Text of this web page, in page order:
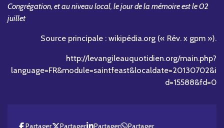
Congrégation, et au niveau local, le jour de la mémoire est le 02
juillet
Source principale : wikipédia.org (« Rév. x gpm »).
http://levangileauquotidien.org/main.php?
language=FR&module=saintfeast&localdate=20130702&i
d=15588&fd=0
Partager Partager Partager Partager